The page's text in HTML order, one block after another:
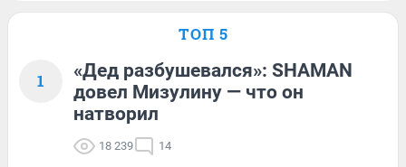
ТОП 5
1
«Дед разбушевался»: SHAMAN
довел Мизулину — что он
натворил
18 239 14